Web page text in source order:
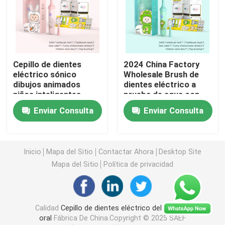
cepillo de dientes eléctrico recargable
Cepillo de dientes eléctrico de los niños
Sonic Electric Toothbrush
Cepillo de dientes eléctrico elegante
Cepillo de dientes
eléctrico sónico
dibujos animados
niños inteligentes
cepillos de dientes
para niños de 3 a 15
años
Enviar Consulta
2024 China Factory
Wholesale Brush de
dientes eléctrico a
prueba de agua con
temporizador
inteligenteEnviar Consulta
Inicio Mapa del Sitio Contactar Ahora
Desktop Site
Mapa del Sitio
Política de privacidad
Calidad Cepillo de dientes eléctrico del cuidado
oral
Fábrica De China.Copyright © 2025 SAEF